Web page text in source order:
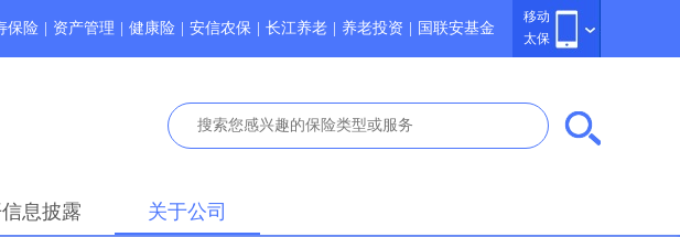
移动
太保
保险 资产管理 健康险 安信农保 长江养老 养老投资 国联安基金
息披露 关于公司